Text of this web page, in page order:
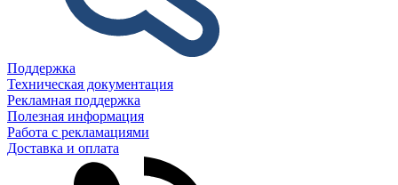
Поддержка
Техническая документация
Рекламная поддержка
Полезная информация
Работа с рекламациями
Доставка и оплата